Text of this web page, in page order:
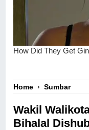
Home ›Sumbar
Wakil
Bihalal